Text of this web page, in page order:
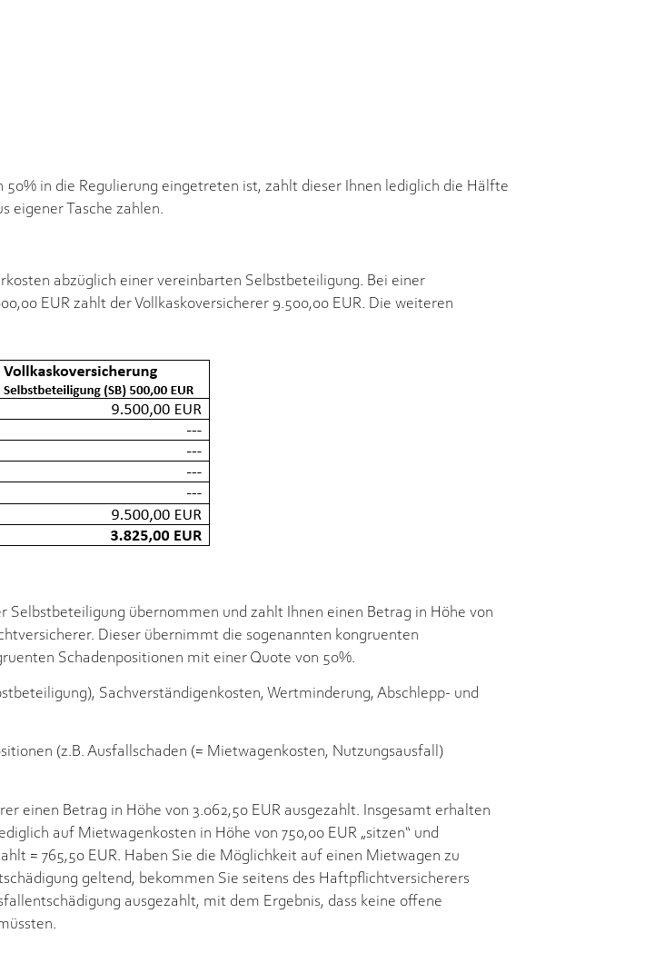
in die Regulierung eingetreten ist, zahlt dieser Ihnen lediglich die Hälfte
eigener Tasche zahlen.
abzüglich einer vereinbarten Selbstbeteiligung. Bei einer
EUR zahlt der Vollkaskoversicherer 9.500,00 EUR. Die weiteren
Selbstbeteiligung übernommen und zahlt Ihnen einen Betrag in Höhe von
Dieser übernimmt die sogenannten kongruenten
Schadenpositionen mit einer Quote von 50%.
Sachverständigenkosten, Wertminderung, Abschlepp- und
(z.B. Ausfallschaden (= Mietwagenkosten, Nutzungsausfall)
einen Betrag in Höhe von 3.062,50 EUR ausgezahlt. Insgesamt erhalten
auf Mietwagenkosten in Höhe von 750,00 EUR „sitzen“ und
= 765,50 EUR. Haben Sie die Möglichkeit auf einen Mietwagen zu
geltend, bekommen Sie seitens des Haftpflichtversicherers
ausgezahlt, mit dem Ergebnis, dass keine offene